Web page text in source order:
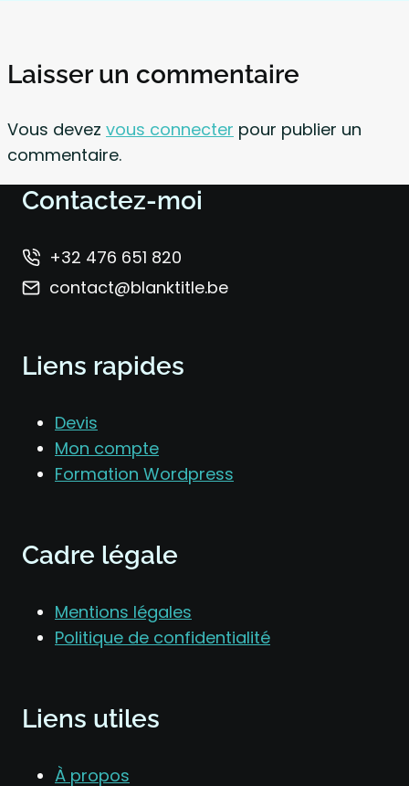
Laisser un commentaire
Vous devez vous connecter pour publier un
commentaire.
Contactez-moi
+32 476 651 820
contact@blanktitle.be
Liens rapides
Devis
Mon compte
Formation Wordpress
Cadre légale
Mentions légales
Politique de confidentialité
Liens utiles
À propos